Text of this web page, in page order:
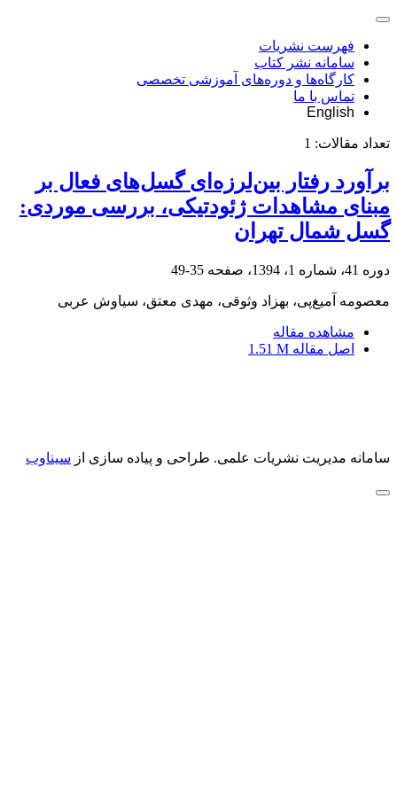
فهرست نشریات
سامانه نشر کتاب
کارگاه‌ها و دوره‌های آموزشی تخصصی
تماس با ما
English
تعداد مقالات: 1
برآورد رفتار بین‌لرزه‌ای گسل‌های فعال بر
مبنای مشاهدات ژئودتیکی، بررسی موردی:
گسل شمال تهران
دوره 41، شماره 1، 1394، صفحه 35-49
معصومه آمیغ‌‌‌پی، بهزاد وثوقی، مهدی معتق، سیاوش عربی
مشاهده مقاله
اصل مقاله 1.51 M
سامانه مدیریت نشریات علمی. طراحی و پیاده سازی از سیناوب